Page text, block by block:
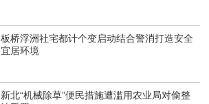
板桥浮洲社宅都计个变启动结合警消打造安全
宜居环境
新北“机械除草”便民措施遭滥用农业局对偷整